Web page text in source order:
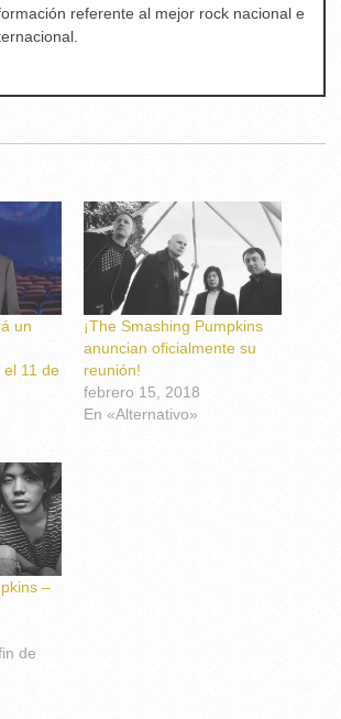
referente al mejor rock nacional e
un
11 de
¡The Smashing Pumpkins
anuncian oficialmente su
reunión!
febrero 15, 2018
En «Alternativo»
–
de